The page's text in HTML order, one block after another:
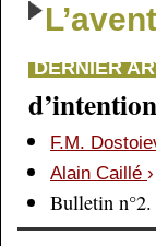
DERNIER
F.M.
Alain Caillé ›
Bulletin n°2.